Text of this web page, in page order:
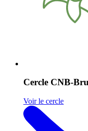
Cercle CNB-
Voir le cercle